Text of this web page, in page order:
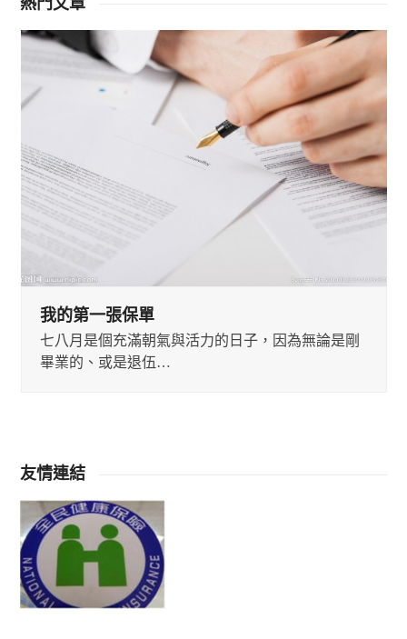
Use
and
arrow
keys
to
access
navigation
我的第一張保單
七八月是個充滿朝氣與活力的日子，因為無論是剛
畢業的、或是退伍…
友情連結